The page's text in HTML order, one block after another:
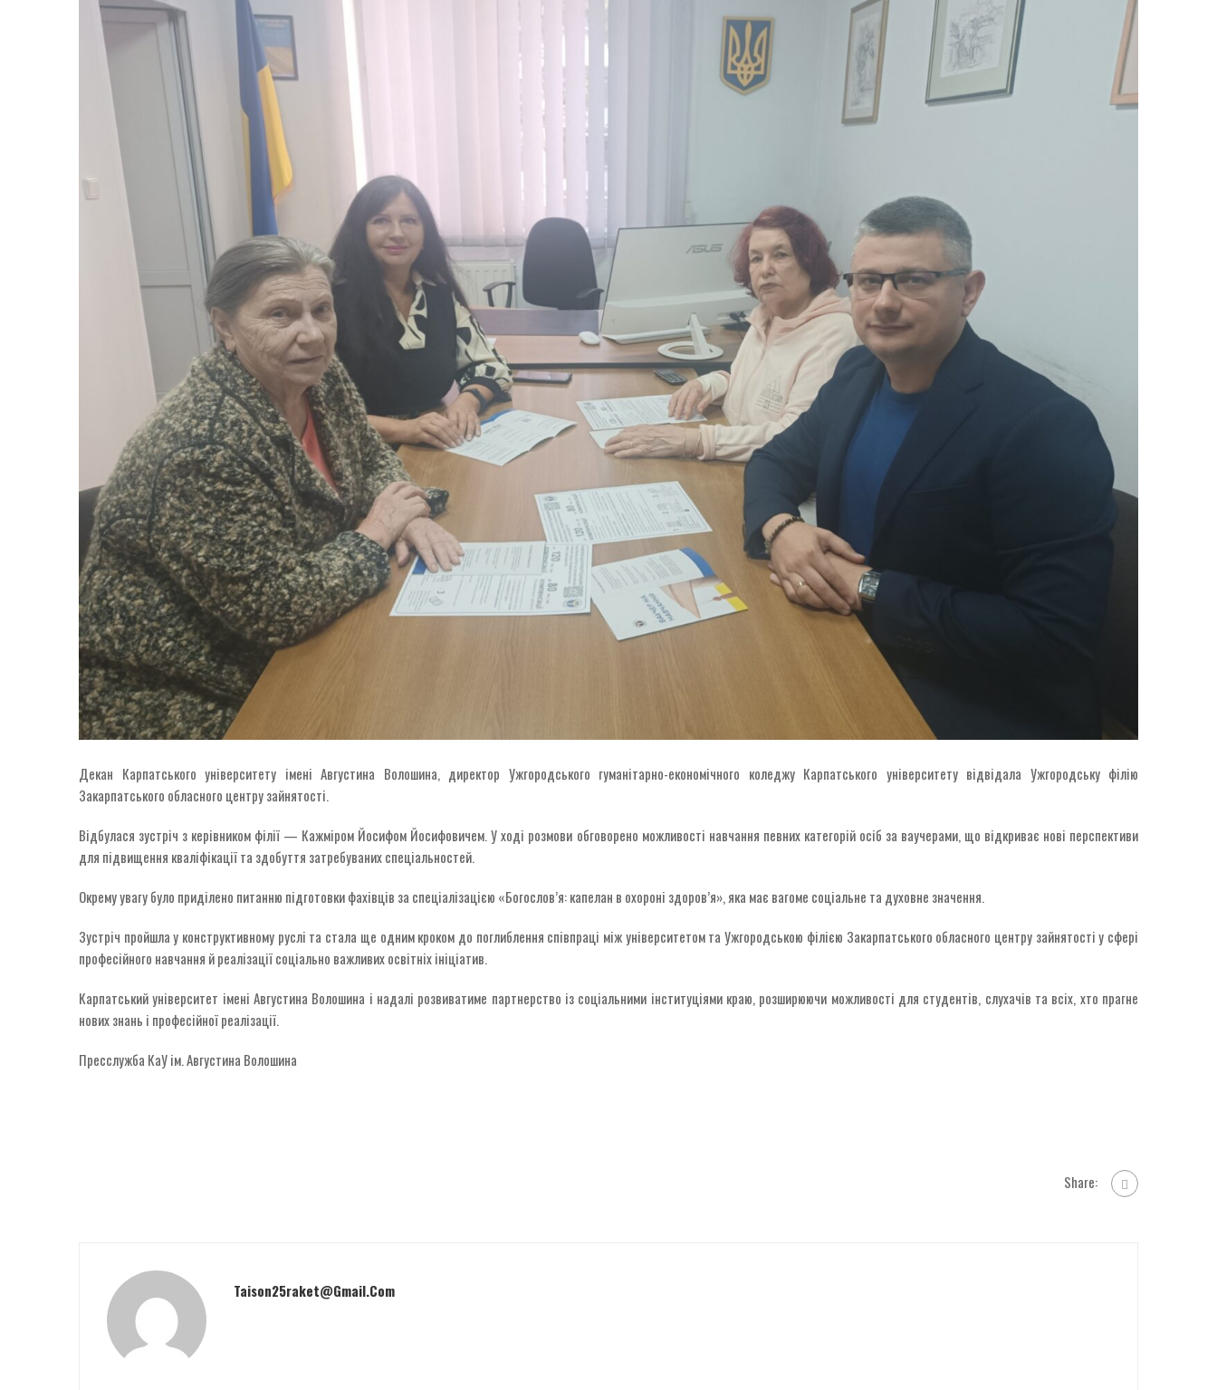
Декан Карпатського університету імені Августина Волошина, директор Ужгородського гуманітарно-економічного коледжу Карпатського університету відвідала Ужгородську філію
Закарпатського обласного центру зайнятості.
Відбулася зустріч з керівником філії — Кажміром Йосифом Йосифовичем. У ході розмови обговорено можливості навчання певних категорій осіб за ваучерами, що відкриває нові перспективи
для підвищення кваліфікації та здобуття затребуваних спеціальностей.
Окрему увагу було приділено питанню підготовки фахівців за спеціалізацією «Богослов’я: капелан в охороні здоров’я», яка має вагоме соціальне та духовне значення.
Зустріч пройшла у конструктивному руслі та стала ще одним кроком до поглиблення співпраці між університетом та Ужгородською філією Закарпатського обласного центру зайнятості у сфері
професійного навчання й реалізації соціально важливих освітніх ініціатив.
Карпатський університет імені Августина Волошина і надалі розвиватиме партнерство із соціальними інституціями краю, розширюючи можливості для студентів, слухачів та всіх, хто прагне
нових знань і професійної реалізації.
Пресслужба КаУ ім. Августина Волошина
Share:
Taison25raket@gmail.com